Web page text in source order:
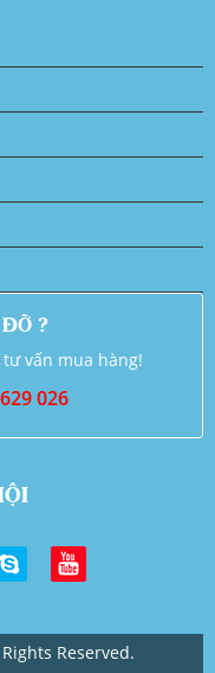
?
vấn mua hàng!
026
Reserved.